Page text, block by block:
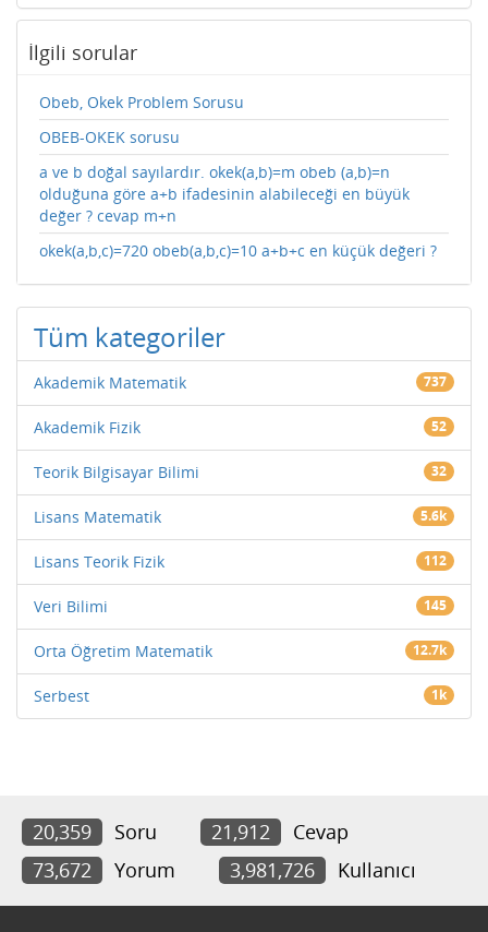
İlgili sorular
Obeb, Okek Problem Sorusu
OBEB-OKEK sorusu
a ve b doğal sayılardır. okek(a,b)=m obeb (a,b)=n
olduğuna göre a+b ifadesinin alabileceği en büyük
değer ? cevap m+n
okek(a,b,c)=720 obeb(a,b,c)=10 a+b+c en küçük değeri ?
Tüm kategoriler
Akademik Matematik 737
Akademik Fizik 52
Teorik Bilgisayar Bilimi 32
Lisans Matematik 5.6k
Lisans Teorik Fizik 112
Veri Bilimi 145
Orta Öğretim Matematik 12.7k
Serbest 1k
20,359 Soru 21,912
Cevap
73,672
Yorum 3,981,726 Kullanıcı